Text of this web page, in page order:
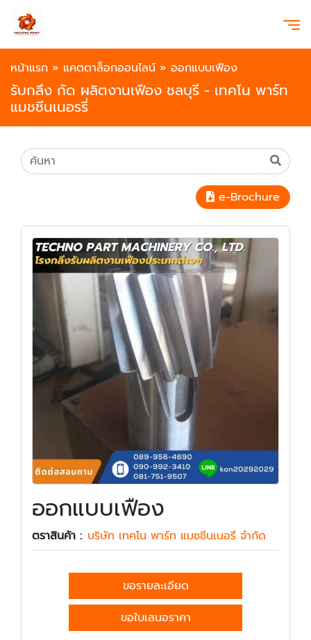
หน้าแรก » แคตตาล็อกออนไลน์ » ออกแบบเฟือง
รับกลึง กัด ผลิตงานเฟือง ชลบุรี - เทคโน พาร์ท
แมชชีนเนอรรี่
e-Brochure
ออกแบบเฟือง
ตราสินค้า : บริษัท เทคโน พาร์ท แมชชีนเนอรี จำกัด
ขอรายละเอียด
ขอใบเสนอราคา